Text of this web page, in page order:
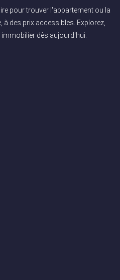
pour trouver l'appartement ou la
à des prix accessibles. Explorez,
dès aujourd'hui.